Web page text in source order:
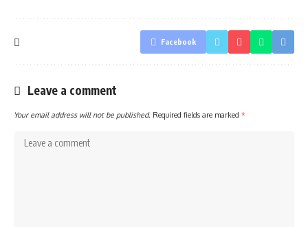
Facebook
Leave a comment
Your email address will not be published. Required fields are marked *